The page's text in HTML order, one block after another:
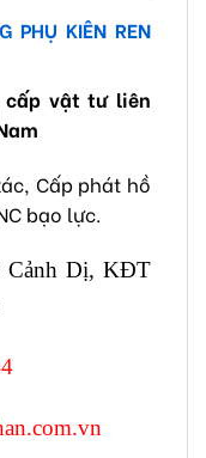
PHỤ KIÊN REN
cấp vật tư liên
Cấp phát hồ
bạo lực.
Cảnh Dị, KĐT